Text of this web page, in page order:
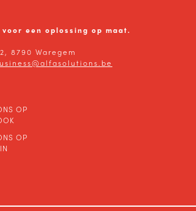
een oplossing op maat.
8790 Waregem
OP
OP